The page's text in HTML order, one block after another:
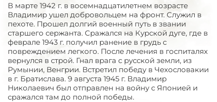
В марте 1942 г. в восемнадцатилетнем возрасте
Владимир ушел добровольцем на фронт. Служил в
пехоте. Прошел долгий военный путь в звании
старшего сержанта. Сражался на Курской дуге, где в
феврале 1943 г. получил ранение в грудь с
повреждением легкого. После лечения в госпиталях
вернулся в строй. Гнал врага с русской земли, из
Румынии, Венгрии. Встретил победу в Чехословакии
в г. Братислава. 9 августа 1945 г. Владимир
Николаевич был отправлен на войну с Японией и
сражался там до полной победы.